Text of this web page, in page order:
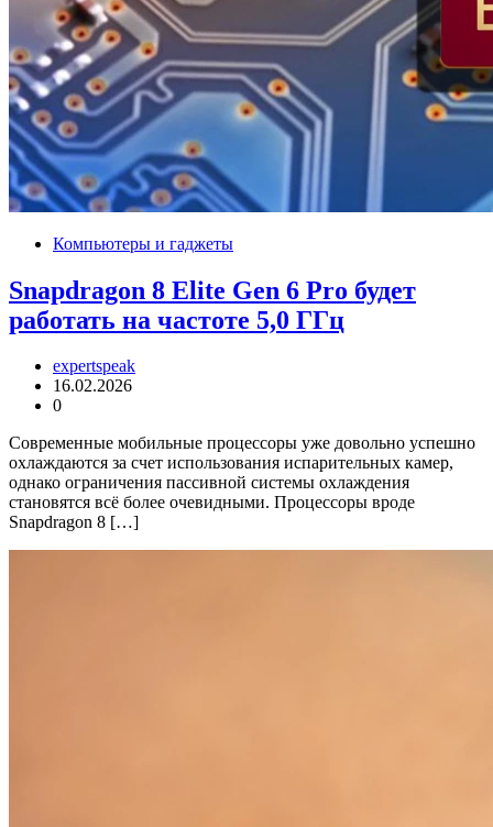
Компьютеры и гаджеты
Snapdragon 8 Elite Gen 6 Pro будет
работать на частоте 5,0 ГГц
expertspeak
16.02.2026
0
Современные мобильные процессоры уже довольно успешно
охлаждаются за счет использования испарительных камер,
однако ограничения пассивной системы охлаждения
становятся всё более очевидными. Процессоры вроде
Snapdragon 8 […]